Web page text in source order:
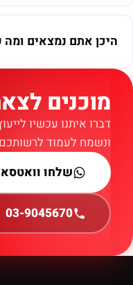
היכן אתם נמצאים
מוכנים
דברו איתנו עכשיו
ונשמח לעמוד
שלחו
03-9045670